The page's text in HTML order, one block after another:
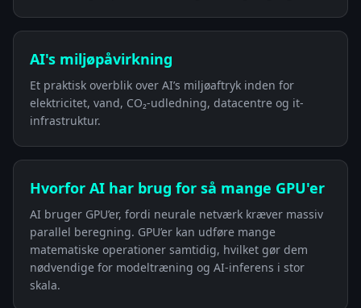
AI's miljøpåvirkning
Et praktisk overblik over AI’s miljøaftryk inden for
elektricitet, vand, CO₂-udledning, datacentre og it-
infrastruktur.
Hvorfor AI har brug for så mange GPU'er
AI bruger GPU’er, fordi neurale netværk kræver massiv
parallel beregning. GPU’er kan udføre mange
matematiske operationer samtidig, hvilket gør dem
nødvendige for modeltræning og AI-inferens i stor
skala.